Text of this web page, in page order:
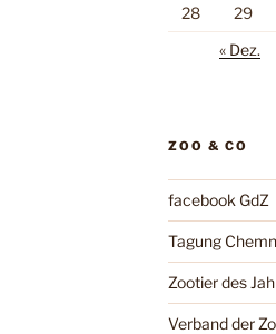
28
29
« Dez.
ZOO & CO
facebook GdZ
Tagung
Zootier des
Verband der